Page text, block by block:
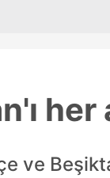
her
ve